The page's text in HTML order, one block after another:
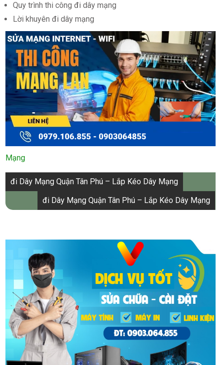
Quy trình thi công đi dây mạng
Lời khuyên đi dây mạng
Mạng
Điều
hướng
bài
đi Dây Mạng Quận Tân Phú – Lắp Kéo Dây Mạng
đi Dây Mạng Quận Tân Phú – Lắp Kéo Dây Mạng